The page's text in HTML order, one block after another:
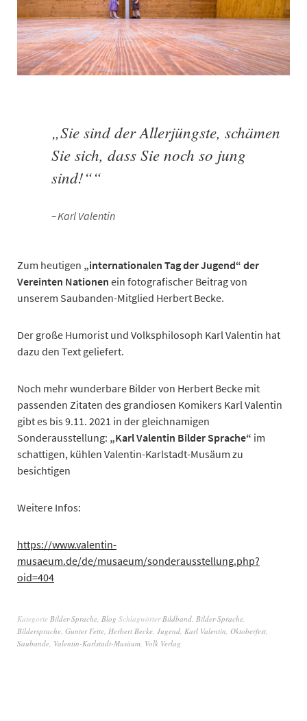
„Sie sind der Allerjüngste, schämen
Sie sich, dass Sie noch so jung
sind!““
Karl Valentin
Zum heutigen „internationalen Tag der Jugend“ der
Vereinten Nationen ein fotografischer Beitrag von
unserem Saubanden-Mitglied Herbert Becke.
Der große Humorist und Volksphilosoph Karl Valentin hat
dazu den Text geliefert.
Noch mehr wunderbare Bilder von Herbert Becke mit
passenden Zitaten des grandiosen Komikers Karl Valentin
gibt es bis 9.11. 2021 in der gleichnamigen
Sonderausstellung: „Karl Valentin Bilder Sprache“ im
schattigen, kühlen Valentin-Karlstadt-Musäum zu
besichtigen
Weitere Infos:
https://www.valentin-
musaeum.de/de/musaeum/sonderausstellung.php?
oid=404
Kategorie Bilder-Sprache Blog Schlagwörter Bildband Bilder-Sprache
Bildersprache Gunter Fette Herbert Becke Jugend Karl Valentin Oktoberfest
Saubande Valentin-Karlstadt-Musäum Volk Verlag